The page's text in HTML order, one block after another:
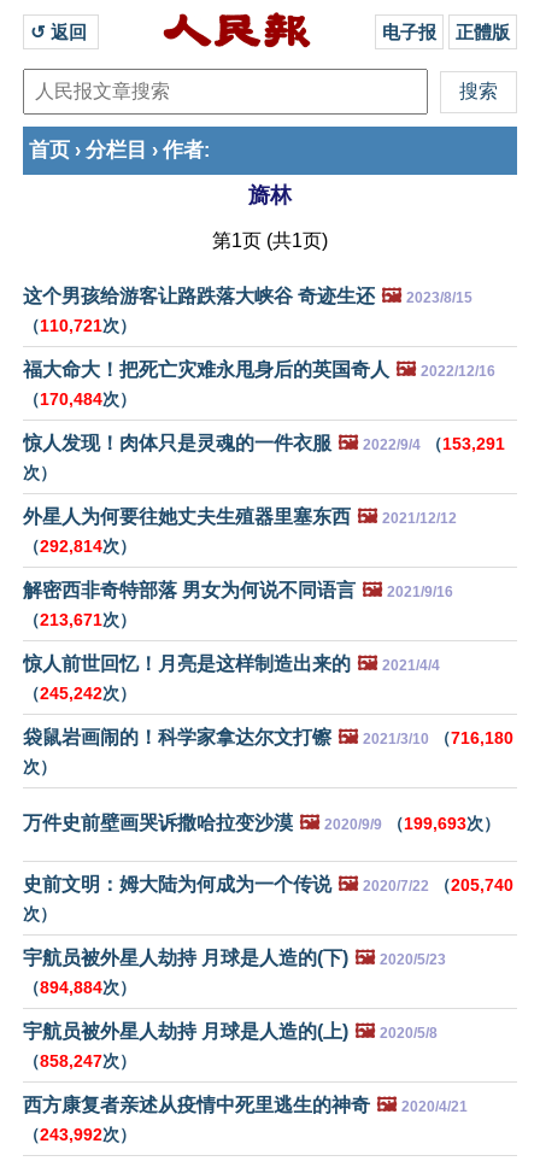
↺ 返回 电子报 正體版
首页 › 分栏目 › 作者:
旖林
第1页 (共1页)
这个男孩给游客让路跌落大峡谷 奇迹生还 🖼️ 2023/8/15
（110,721次）
福大命大！把死亡灾难永甩身后的英国奇人 🖼️ 2022/12/16
（170,484次）
惊人发现！肉体只是灵魂的一件衣服 🖼️ 2022/9/4 （153,291
次）
外星人为何要往她丈夫生殖器里塞东西 🖼️ 2021/12/12
（292,814次）
解密西非奇特部落 男女为何说不同语言 🖼️ 2021/9/16
（213,671次）
惊人前世回忆！月亮是这样制造出来的 🖼️ 2021/4/4
（245,242次）
袋鼠岩画闹的！科学家拿达尔文打镲 🖼️ 2021/3/10 （716,180
次）
万件史前壁画哭诉撒哈拉变沙漠 🖼️ 2020/9/9 （199,693次）
史前文明：姆大陆为何成为一个传说 🖼️ 2020/7/22 （205,740
次）
宇航员被外星人劫持 月球是人造的(下) 🖼️ 2020/5/23
（894,884次）
宇航员被外星人劫持 月球是人造的(上) 🖼️ 2020/5/8
（858,247次）
西方康复者亲述从疫情中死里逃生的神奇 🖼️ 2020/4/21
（243,992次）